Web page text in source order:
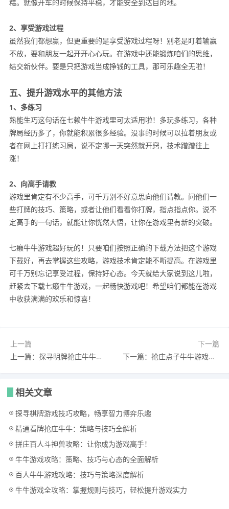
糕。就像开车的时候保持平稳，才能安全到达目的地。
2、享受游戏过程
虽然我们都想赢，但更重要的是享受游戏过程呀！别老是盯着输赢
不放，要和朋友一起开开心心玩。在游戏中还能锻炼咱们的思维，
结交新伙伴。要是只把游戏当成挣钱的工具，那可乐趣全无啦！
五、提升游戏水平的其他方法
1、多练习
熟能生巧这句话在七赖牛牛游戏里可太适用啦！多玩多练习，各种
牌局经历多了，你就能积累很多经验。没事的时候可以拉着朋友或
者在网上打打练习局，说不定哪一天突然就开窍，技术蹭蹭往上
涨！
2、向高手请教
游戏里肯定有不少高手，可千万别不好意思向他们请教。问他们一
些打牌的技巧、策略，或者让他们看看你打牌，指点指点你。说不
定高手的一句话，就能让你恍然大悟，让你在游戏里有新的突破。
七癞牛牛游戏超好玩的！只要咱们按照正确的下载方法把这个游戏
下载好，再去掌握这些攻略，游戏技术肯定能不断提高。在游戏里
可千万别忘记享受过程，保持好心态。今天就给大家说到这儿啦，
赶紧去下载七癞牛牛游戏，一起畅快游戏吧！希望咱们都能在游戏
中收获满满的欢乐和惊喜！
上一篇
上一篇：探寻明牌抢庄牛牛游戏攻略：在牌局中奏响智慧与技巧的乐章
下一篇
下一篇：抢庄点子牛牛游戏攻略：轻松上手，成为牌场高手！
相关文章
探寻棋牌游戏技巧攻略，畅享智力博弈乐趣
精通看牌抢庄牛牛：策略与技巧全解析
拼庄百人斗神兽攻略：让你成为游戏高手！
牛牛游戏攻略：策略、技巧与心态的全面解析
百人牛牛游戏攻略：技巧与策略深度解析
牛牛游戏全攻略：掌握规则与技巧，轻松提升游戏实力